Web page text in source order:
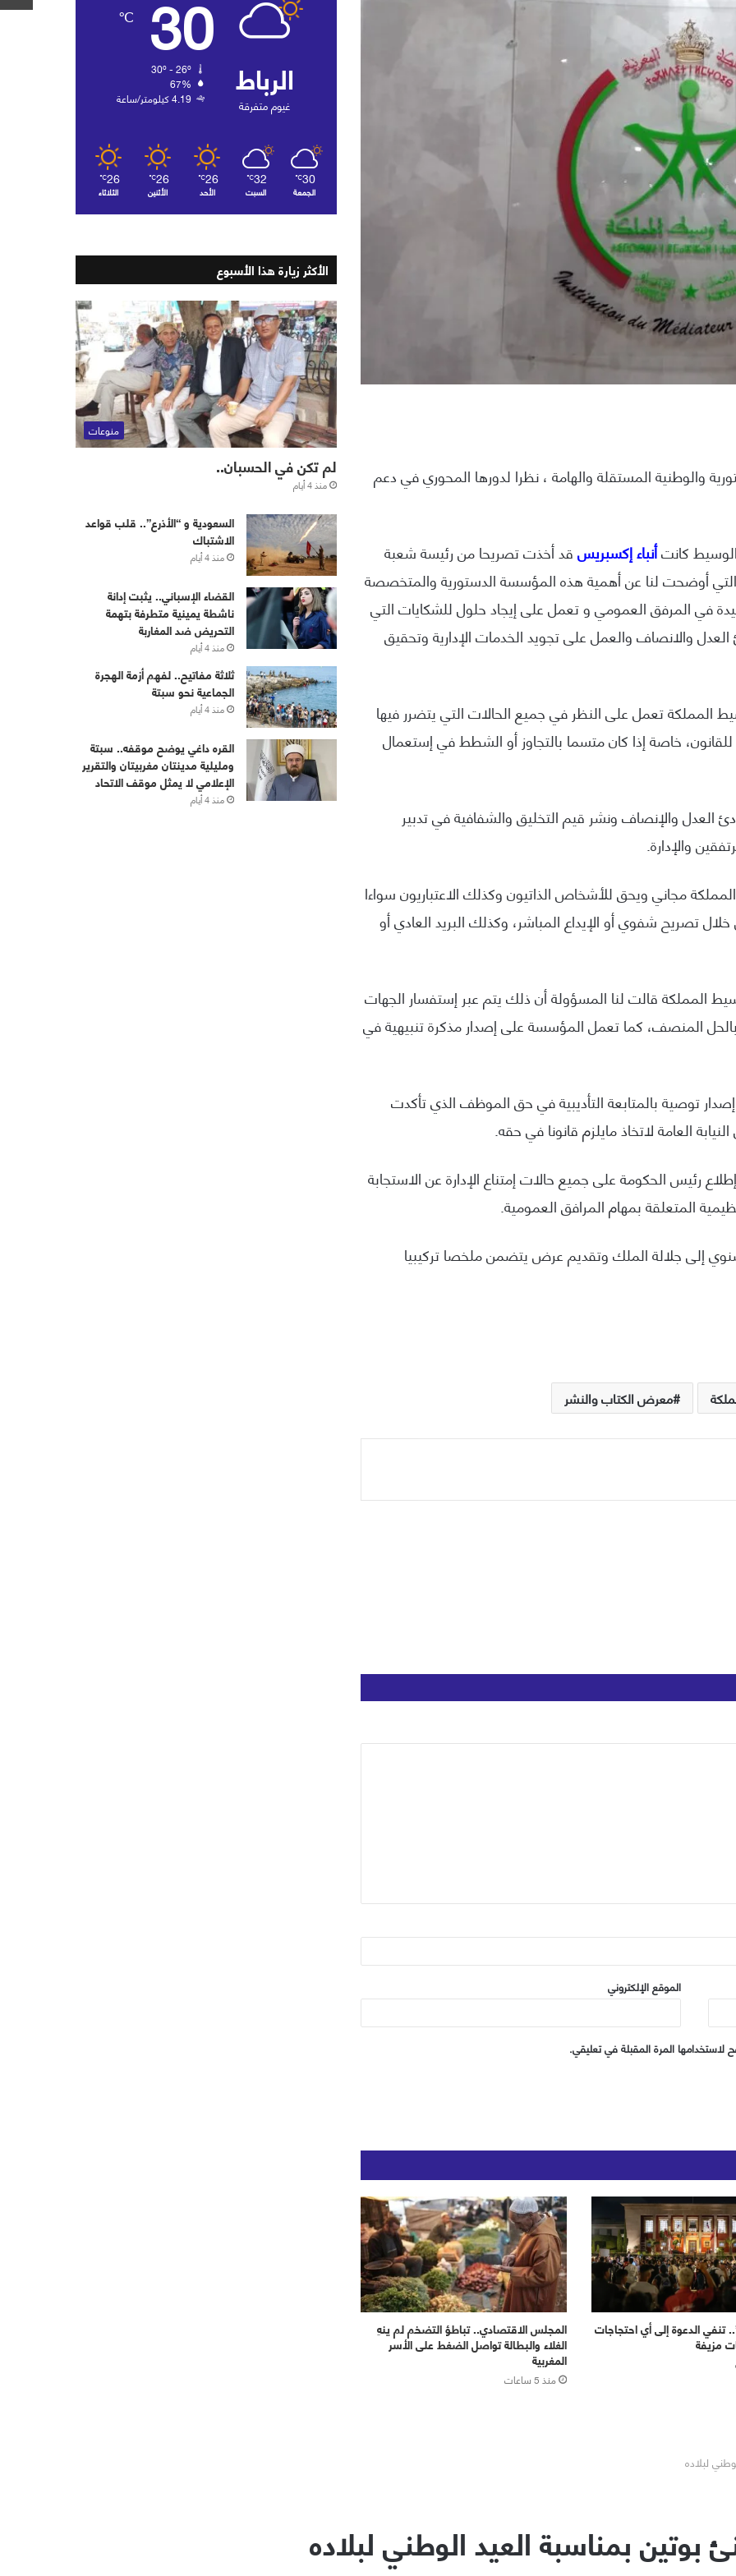
المستقلة والهامة ، نظرا لدورها المحوري في دعم
كانتأنباء إكسبريسقد أخذت تصريحا من رئيسة شعبة
أوضحت لنا عن أهمية هذه المؤسسة الدستورية والمتخصصة
في المرفق العمومي و تعمل على إيجاد حلول للشكايات التي
والانصاف والعمل على تجويد الخدمات الإدارية وتحقيق
تعمل على النظر في جميع الحالات التي يتضرر فيها
خاصة إذا كان متسما بالتجاوز أو الشطط في إستعمال
والإنصاف ونشر قيم التخليق والشفافية في تدبير
والإدارة.
مجاني ويحق للأشخاص الذاتيون وكذلك الاعتباريون سواءا
تصريح شفوي أو الإيداع المباشر، وكذلك البريد العادي أو
قالت لنا المسؤولة أن ذلك يتم عبر إستفسار الجهات
المنصف، كما تعمل المؤسسة على إصدار مذكرة تنبيهية في
توصية بالمتابعة التأديبية في حق الموظف الذي تأكدت
العامة لاتخاذ مايلزم قانونا في حقه.
رئيس الحكومة على جميع حالات إمتناع الإدارة عن الاستجابة
المتعلقة بمهام المرافق العمومية.
إلى جلالة الملك وتقديم عرض يتضمن ملخصا تركيبيا
معرض الكتاب والنشر
الموقع الإلكتروني
لاستخدامها المرة المقبلة في تعليقي.
زد 212”.. تنفي الدعوة إلى أي احتجاجات
مزيفة
المجلس الاقتصادي.. تباطؤ التضخم لم ينهِ
الغلاء والبطالة تواصل الضغط على الأسر
المغربية
منذ 5 ساعات
الرباط
غيوم متفرقة
30
℃
67%
4.19 كيلومتر/ساعة
30
℃
الجمعة
32
℃
السبت
26
℃
الأحد
26
℃
الأثنين
26
℃
الثلاثاء
الأكثر زيارة هذا الأسبوع
منوعات
لم تكن في الحسبان..
منذ 4 أيام
‏⁧‫السعودية‬⁩ و “الأذرع”.. قلب قواعد
الاشتباك
منذ 4 أيام
القضاء الإسباني.. يثبت إدانة
ناشطة يمينية متطرفة بتهمة
التحريض ضد المغاربة
منذ 4 أيام
ثلاثة مفاتيح.. لفهم أزمة الهجرة
الجماعية نحو سبتة
منذ 4 أيام
القره داغي يوضح موقفه.. سبتة
ومليلية مدينتان مغربيتان والتقرير
الإعلامي لا يمثل موقف الاتحاد
منذ 4 أيام